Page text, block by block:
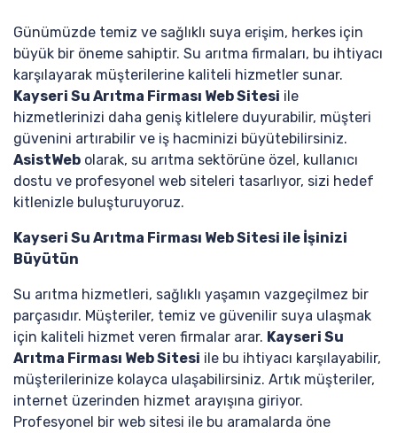
Günümüzde temiz ve sağlıklı suya erişim, herkes için
büyük bir öneme sahiptir. Su arıtma firmaları, bu ihtiyacı
karşılayarak müşterilerine kaliteli hizmetler sunar.
Kayseri Su Arıtma Firması Web Sitesi ile
hizmetlerinizi daha geniş kitlelere duyurabilir, müşteri
güvenini artırabilir ve iş hacminizi büyütebilirsiniz.
AsistWeb olarak, su arıtma sektörüne özel, kullanıcı
dostu ve profesyonel web siteleri tasarlıyor, sizi hedef
kitlenizle buluşturuyoruz.
Kayseri Su Arıtma Firması Web Sitesi ile İşinizi
Büyütün
Su arıtma hizmetleri, sağlıklı yaşamın vazgeçilmez bir
parçasıdır. Müşteriler, temiz ve güvenilir suya ulaşmak
için kaliteli hizmet veren firmalar arar. Kayseri Su
Arıtma Firması Web Sitesi ile bu ihtiyacı karşılayabilir,
müşterilerinize kolayca ulaşabilirsiniz. Artık müşteriler,
internet üzerinden hizmet arayışına giriyor.
Profesyonel bir web sitesi ile bu aramalarda öne